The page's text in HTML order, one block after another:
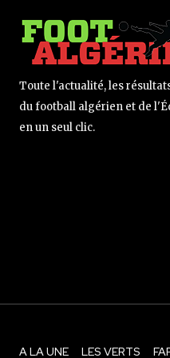
Toute l'actualité, les
du football algérien et de
en un seul clic.
A LA UNE LES VERTS